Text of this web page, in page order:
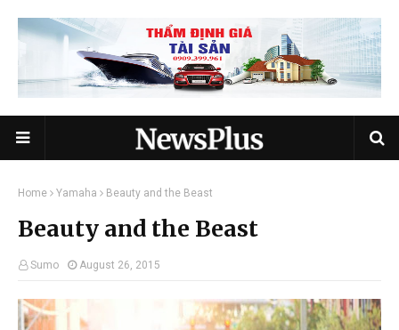
Home Yamaha Beauty and the Beast
Beauty and the Beast
Sumo August 26, 2015